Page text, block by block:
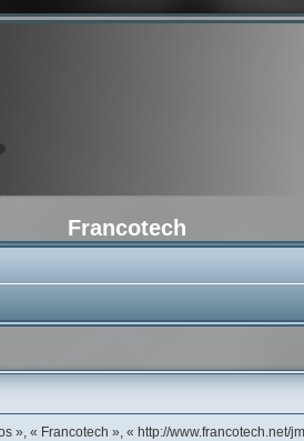
Francotech
», « Francotech », « http://www.francotech.net/